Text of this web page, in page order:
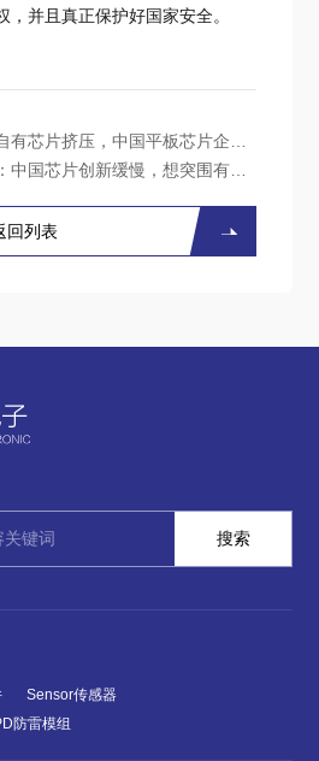
，并且真正保护好国家安全。
芯片挤压，中国平板芯片企业艰难
国芯片创新缓慢，想突围有点难
回列表
Sensor传感器
防雷模组